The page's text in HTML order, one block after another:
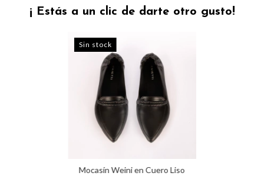
¡ Estás a un clic de darte otro gusto!
Sin stock
Mocasín Weini en Cuero Liso